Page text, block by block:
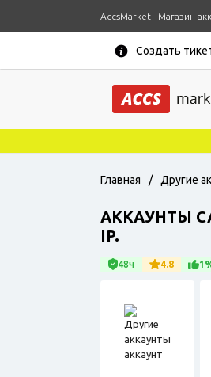
AccsMarket - Магазин
Создать
Главная / Другие
АККАУНТЫ
IP.
48ч 4.8